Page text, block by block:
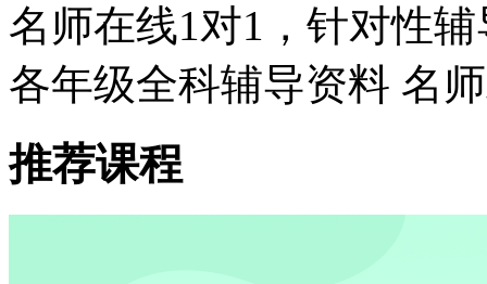
名师在线1对1，针对性
各年级全科辅导资料 名
推荐课程